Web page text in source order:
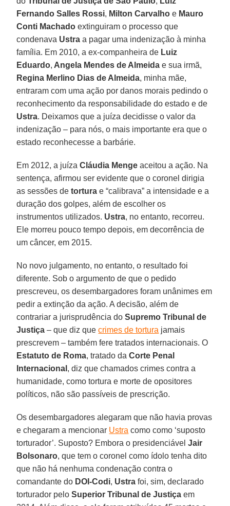
Fernando Salles Rossi, Milton Carvalho e Mauro
Conti Machado extinguiram o processo que
condenava Ustra a pagar uma indenização à minha
família. Em 2010, a ex-companheira de Luiz
Eduardo, Angela Mendes de Almeida e sua irmã,
Regina Merlino Dias de Almeida, minha mãe,
entraram com uma ação por danos morais pedindo o
reconhecimento da responsabilidade do estado e de
Ustra. Deixamos que a juíza decidisse o valor da
indenização – para nós, o mais importante era que o
estado reconhecesse a barbárie.
Em 2012, a juízaCláudia Menge aceitou a ação. Na
sentença, afirmou ser evidente que o coronel dirigia
as sessões detortura e “calibrava” a intensidade e a
duração dos golpes, além de escolher os
instrumentos utilizados. Ustra, no entanto, recorreu.
Ele morreu pouco tempo depois, em decorrência de
um câncer, em 2015.
No novo julgamento, no entanto, o resultado foi
diferente. Sob o argumento de que o pedido
prescreveu, os desembargadores foram unânimes em
pedir a extinção da ação. A decisão, além de
contrariar a jurisprudência doSupremo Tribunal de
Justiça – que diz quecrimes de tortura jamais
prescrevem – também fere tratados internacionais. O
Estatuto de Roma, tratado daCorte Penal
Internacional , diz que chamados crimes contra a
humanidade, como tortura e morte de opositores
políticos, não são passíveis de prescrição.
Os desembargadores alegaram que não havia provas
e chegaram a mencionar Ustra como como ‘suposto
torturador’. Suposto? Embora o presidenciávelJair
Bolsonaro, que tem o coronel como ídolo tenha dito
que não há nenhuma condenação contra o
comandante do DOI-Codi, Ustra foi, sim, declarado
torturador pelo Superior Tribunal de Justiça em